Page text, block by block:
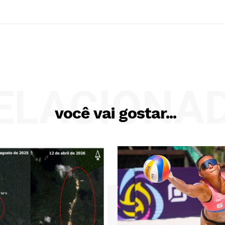
você vai gostar...